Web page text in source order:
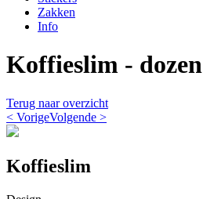
Zakken
Info
Koffieslim - dozen
Terug naar overzicht
< VorigeVolgende >
Koffieslim